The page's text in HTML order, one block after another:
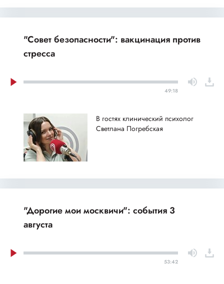
"Совет безопасности": вакцинация против
стресса
49:18
В гостях клинический психолог
Светлана Погребская
"Дорогие мои москвичи": события 3
августа
53:42